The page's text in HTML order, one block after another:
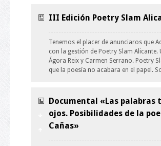
III Edición Poetry Slam
Tenemos el placer de anunciaros que
con la gestión de Poetry Slam
Ágora Reix y Carmen Serrano. Poetry
que la poesía no acabara en el papel.
Documental «Las palabras
ojos. Posibilidades de la
Cañas»